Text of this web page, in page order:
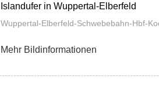
Islandufer in Wuppertal-Elberfeld
Wuppertal-Elberfeld-Schwebebahn-Hbf-
Mehr Bildinformationen